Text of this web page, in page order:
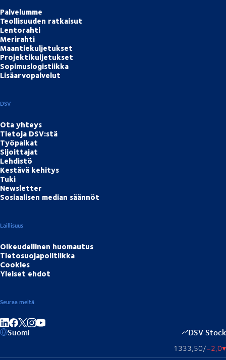
Palvelumme
Teollisuuden ratkaisut
Lentorahti
Merirahti
Maantiekuljetukset
Projektikuljetukset
Sopimuslogistiikka
Lisäarvopalvelut
DSV
Ota yhteys
Tietoja DSV:stä
Työpaikat
Sijoittajat
Lehdistö
Kestävä kehitys
Tuki
Newsletter
Sosiaalisen median säännöt
Laillisuus
Oikeudellinen huomautus
Tietosuojapolitiikka
Cookies
Yleiset ehdot
Seuraa meitä
Jaa linkedInissä
Jaa Facebookissa
Jaa Instagramissa
Suomi DSV Stock
1333,50/−2,0▴